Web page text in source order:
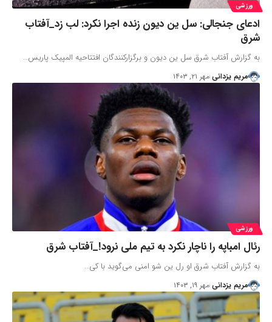
ورزشی
ادعای جنجالی: سل ین دیون زنده اجرا نکرد: لب زد_آفتاب
شرق
به گزارش آفتاب شرق سل ین دیون و برگزارکنندگان افتتاحیه المپیک پاریس…
مریم یزدانی مهر ۲۱, ۱۴۰۳
ورزشی
رئال امباپه را ناچار نکرد به تیم ملی نرود!_آفتاب شرق
به گزارش آفتاب شرق او رل ین شو امنی می‌گوید با کی…
مریم یزدانی مهر ۱۹, ۱۴۰۳